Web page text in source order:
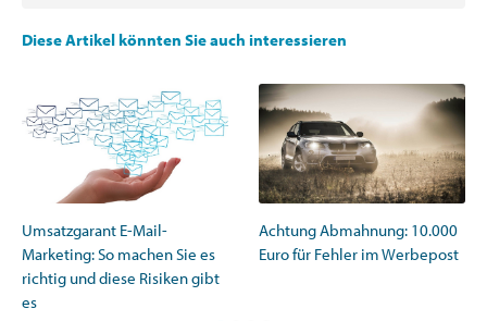
Diese Artikel könnten Sie auch interessieren
Umsatzgarant E-Mail-
Marketing: So machen Sie es
richtig und diese Risiken gibt
es
Achtung Abmahnung: 10.000
Euro für Fehler im Werbepost